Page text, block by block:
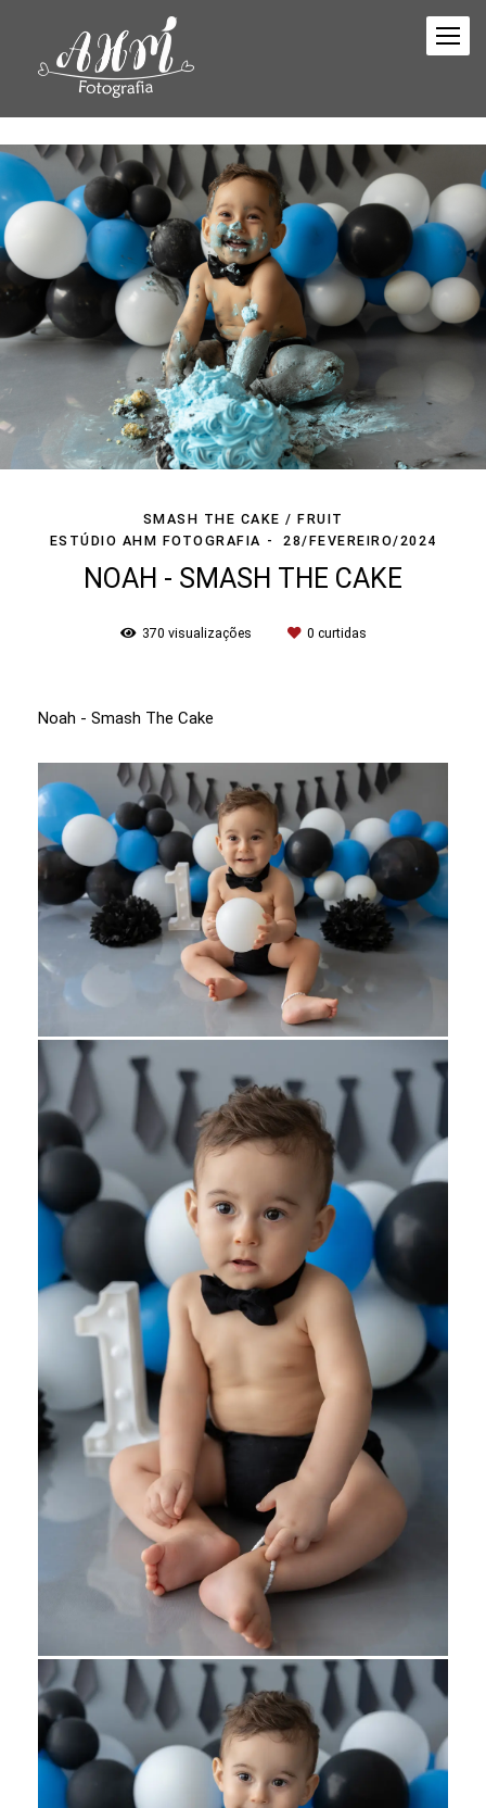
SMASH THE CAKE / FRUIT
ESTÚDIO AHM FOTOGRAFIA
28/FEVEREIRO/2024
NOAH - SMASH THE CAKE
370 visualizações 0 curtidas
Noah - Smash The Cake